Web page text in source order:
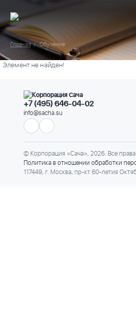
Главная Обучение
Элемент не найден!
+7 (495) 646-04-02
info@sacha.su
© Корпорация «Сача», 2026. Все
Политика в отношении обработки
117449, г. Москва, пр-кт 60-летия